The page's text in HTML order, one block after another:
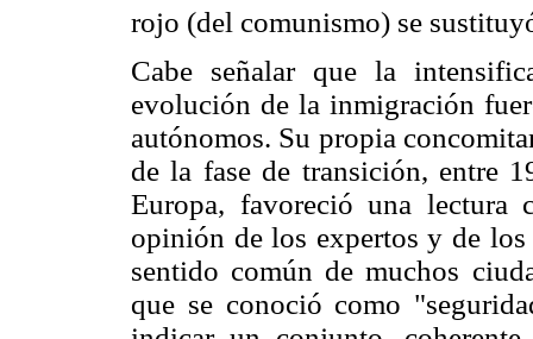
rojo (del comunismo) se
Cabe señalar que la
evolución de la inmigración
autónomos. Su propia
de la fase de transición, entre
Europa, favoreció una lectura
opinión de los expertos y de los
sentido común de muchos
que se conoció como